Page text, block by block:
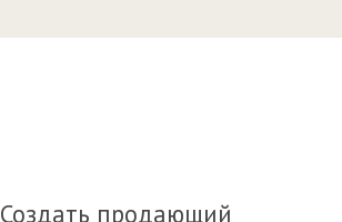
Создать продающий